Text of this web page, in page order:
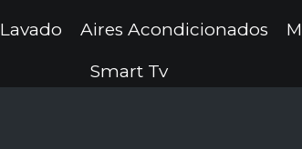
Lavado Aires Acondicionados
Smart Tv